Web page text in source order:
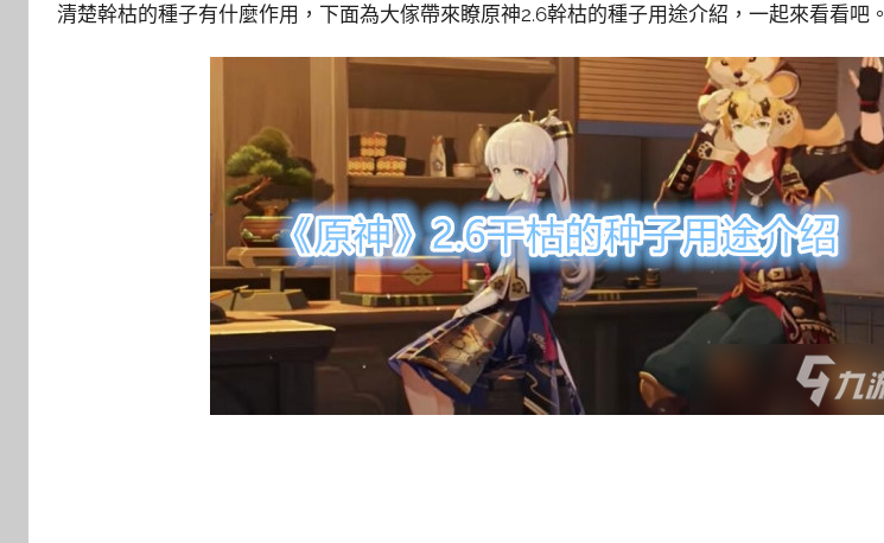
清楚幹枯的種子有什麼作用，下面為大傢帶來瞭原神2.6幹枯的種子用途介紹，一起來看看吧。